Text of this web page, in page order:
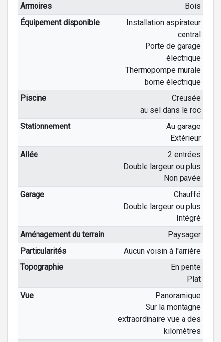
Armoires
Bois
Équipement disponible
Installation aspirateur
central
Porte de garage
électrique
Thermopompe murale
borne électrique
Piscine
Creusée
au sel dans le roc
Stationnement
Au garage
Extérieur
Allée
2 entrées
Double largeur ou plus
Non pavée
Garage
Chauffé
Double largeur ou plus
Intégré
Aménagement du terrain
Paysager
Particularités
Aucun voisin à l'arrière
Topographie
En pente
Plat
Vue
Panoramique
Sur la montagne
extraordinaire vue a des
kilomètres